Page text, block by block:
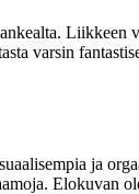
Liikkeen
varsin
ja
Elokuvan